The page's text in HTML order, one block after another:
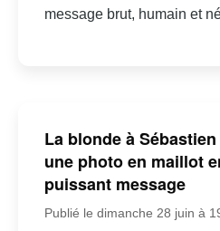
message brut, humain et
La blonde à
une photo en maillot
puissant message
Publié le dimanche 28 juin à